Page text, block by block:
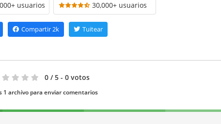
usuarios 30,000+ usuarios
Compartir2k Tuitear
0 / 5 - 0 votos
1 archivo para enviar comentarios